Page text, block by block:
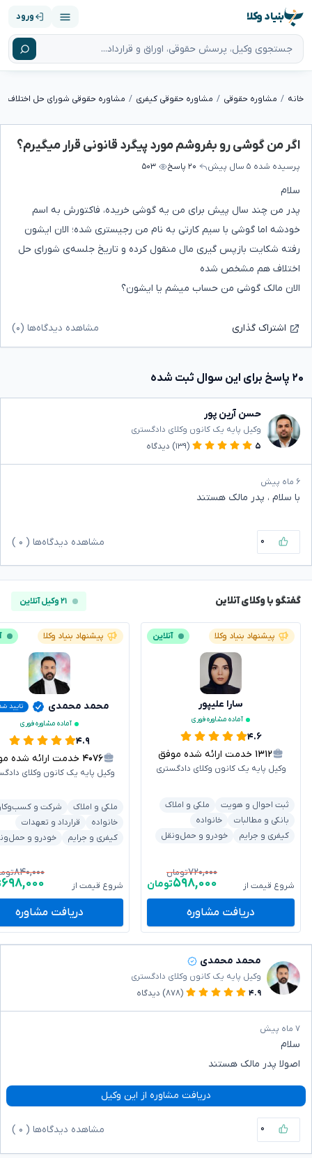
بنیاد وکلا ورود
خانه مشاوره حقوقی مشاوره حقوقی کیفری مشاوره حقوقی شورای حل اختلاف
اگر من گوشی رو بفروشم مورد پیگرد قانونی قرار میگیرم؟
پرسیده شده ۵ سال پیش ۲۰ پاسخ ۵۰۳
سلام
پدر من چند سال پیش برای من یه گوشی خریده، فاکتورش به اسم
خودشه اما گوشی با سیم کارتی به نام من رجیستری شده؛ الان ایشون
رفته شکایت بازپس گیری مال منقول کرده و تاریخ جلسه‌ی شورای حل
اختلاف هم مشخص شده
الان مالک گوشی من حساب میشم یا ایشون؟
اشتراک گذاری مشاهده دیدگاه‌ها (۰)
۲۰ پاسخ برای این سوال ثبت شده
حسن آرین پور
وکیل پایه یک کانون وکلای دادگستری
۵
(۱۳۹) دیدگاه
۶ ماه پیش
با سلام ، پدر مالک هستند
۰ مشاهده دیدگاه‌ها ( ۰
گفتگو با وکلای آنلاین ۲۱ وکیل آنلاین
پیشنهاد بنیاد وکلا آنلاین
سارا علیپور
آماده مشاوره فوری
۴.۶
۱۳۱۲ خدمت ارائه شده موفق
وکیل پایه یک کانون وکلای دادگستری
ثبت احوال و هویت
ملکی و املاک
بانکی و مطالبات
خانواده
کیفری و جرایم
خودرو و حمل‌ونقل
شروع قیمت از
۷۲۰,۰۰۰تومان
۵۹۸,۰۰۰تومان
دریافت مشاوره
پیشنهاد بنیاد وکلا
محمد محمدی
تایید
آماده مشاوره فوری
۴.۹
۴۰۷۶ خدمت ارائه شده موفق
وکیل پایه یک کانون وکلای
ملکی و املاک
شرکت و
خانواده
قرارداد و تعهدات
کیفری و جرایم
خودرو و
شروع قیمت از
۸۴۰,۰۰۰
۶۹۸,۰۰۰
دریافت مشاوره
محمد محمدی
وکیل پایه یک کانون وکلای دادگستری
۴.۹
(۸۷۸) دیدگاه
۷ ماه پیش
سلام
اصولا پدر مالک هستند
دریافت مشاوره از این وکیل
۰ مشاهده دیدگاه‌ها ( ۰